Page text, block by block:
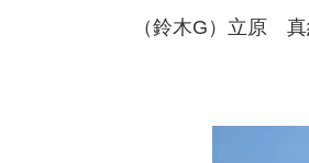
（鈴木G）立原